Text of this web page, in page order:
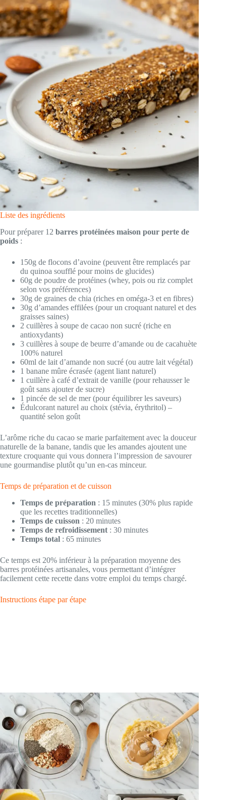
Liste des ingrédients
Pour préparer 12 barres protéinées maison pour perte de
poids :
150g de flocons d’avoine (peuvent être remplacés par
du quinoa soufflé pour moins de glucides)
60g de poudre de protéines (whey, pois ou riz complet
selon vos préférences)
30g de graines de chia (riches en oméga-3 et en fibres)
30g d’amandes effilées (pour un croquant naturel et des
graisses saines)
2 cuillères à soupe de cacao non sucré (riche en
antioxydants)
3 cuillères à soupe de beurre d’amande ou de cacahuète
100% naturel
60ml de lait d’amande non sucré (ou autre lait végétal)
1 banane mûre écrasée (agent liant naturel)
1 cuillère à café d’extrait de vanille (pour rehausser le
goût sans ajouter de sucre)
1 pincée de sel de mer (pour équilibrer les saveurs)
Édulcorant naturel au choix (stévia, érythritol) –
quantité selon goût
L’arôme riche du cacao se marie parfaitement avec la douceur
naturelle de la banane, tandis que les amandes ajoutent une
texture croquante qui vous donnera l’impression de savourer
une gourmandise plutôt qu’un en-cas minceur.
Temps de préparation et de cuisson
Temps de préparation : 15 minutes (30% plus rapide
que les recettes traditionnelles)
Temps de cuisson : 20 minutes
Temps de refroidissement : 30 minutes
Temps total : 65 minutes
Ce temps est 20% inférieur à la préparation moyenne des
barres protéinées artisanales, vous permettant d’intégrer
facilement cette recette dans votre emploi du temps chargé.
Instructions étape par étape